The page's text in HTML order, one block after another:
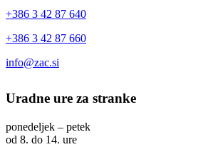
+386 3 42 87 640
+386 3 42 87 660
info@zac.si
Uradne ure za stranke
ponedeljek – petek
od 8. do 14. ure